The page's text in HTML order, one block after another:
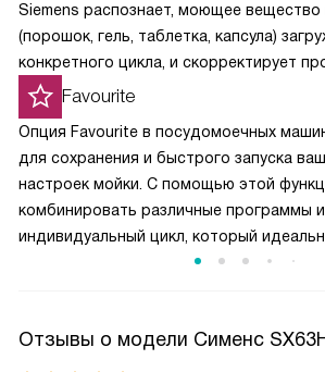
Siemens распознает, моющее
(порошок, гель, таблетка, капсула)
конкретного цикла, и скорректирует
химические вещества растворялись
Favourite
Опция Favourite в посудомоечных
для сохранения и быстрого запуска
настроек мойки. С помощью этой
комбинировать различные программы
индивидуальный цикл, который
ваших нужд. Например, вы можете
кнопки. Это значительно экономит
Отзывы о модели Сименс